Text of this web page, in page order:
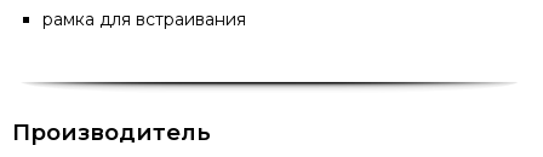
рамка для встраивания
Производитель